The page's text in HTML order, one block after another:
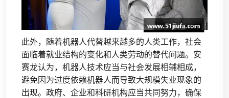
此外，随着机器人代替越来越多的人类工作，社会
面临着就业结构的变化和人类劳动的替代问题。安
赛龙认为，机器人技术应当与社会发展相辅相成，
避免因为过度依赖机器人而导致大规模失业现象的
出现。政府、企业和科研机构应当共同努力，确保